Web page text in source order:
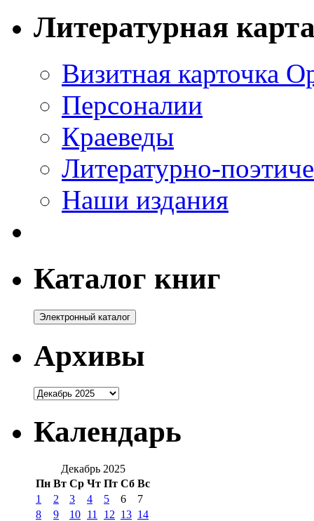
Литературная
Визитная карточка
Персоналии
Краеведы
Литературно-
Наши издания
Каталог книг
Архивы
Архивы
Календарь
Декабрь 2025
Пн Вт Ср Чт Пт Сб Вс
1
2 3 4 5 6
7
8
9 10 11 12 13 14